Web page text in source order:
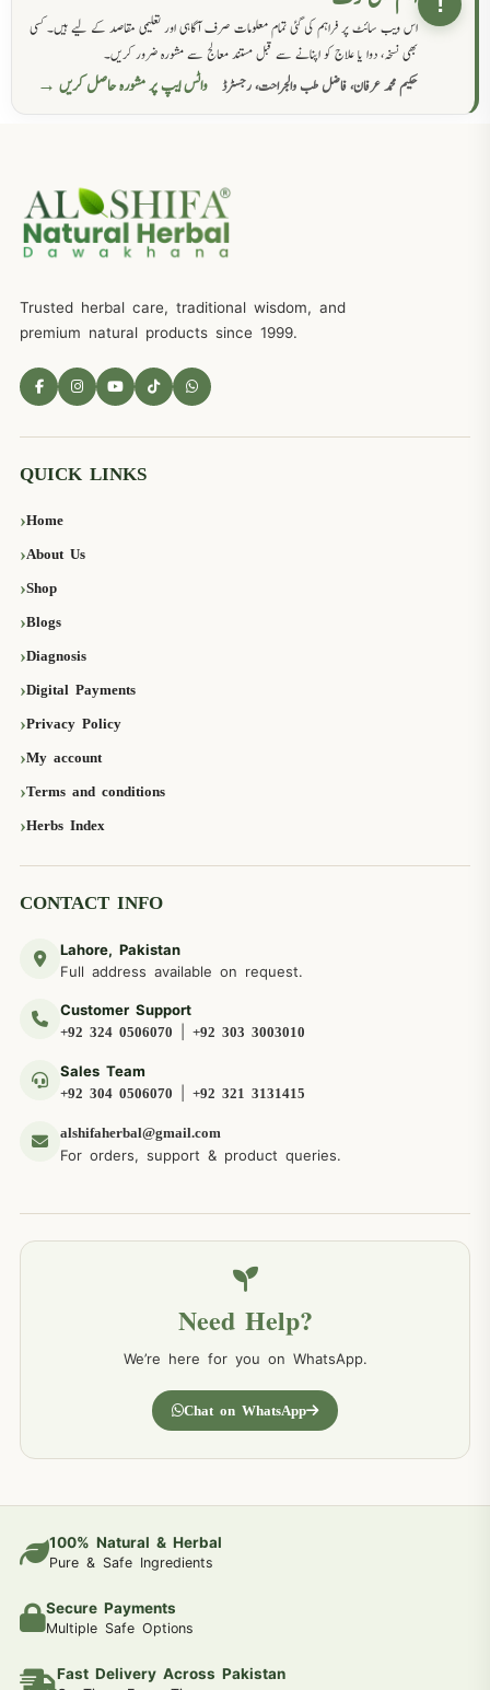
اس ویب سائٹ پر فراہم کی گئی تمام معلومات صرف آگاہی اور تعلیمی مقاصد کے لیے ہیں۔ کسی
بھی نسخہ، دوا یا علاج کو اپنانے سے قبل مستند معالج سے مشورہ ضرور کریں۔
حکیم محمد عرفان، فاضل طب والجراحت، رجسٹرڈ
واٹس ایپ پر مشورہ حاصل کریں →
Trusted herbal care, traditional wisdom, and
premium natural products since 1999.
QUICK LINKS
Home
About Us
Shop
Blogs
Diagnosis
Digital Payments
Privacy Policy
My account
Terms and conditions
Herbs Index
CONTACT INFO
Lahore, Pakistan
Full address available on request.
Customer Support
+92 324 0506070 +92 303 3003010
Sales Team
+92 304 0506070 +92 321 3131415
alshifaherbal@gmail.com
For orders, support & product queries.
Need Help?
We’re here for you on WhatsApp.
Chat on WhatsApp
100% Natural & Herbal
Pure & Safe Ingredients
Secure Payments
Multiple Safe Options
Fast Delivery Across Pakistan